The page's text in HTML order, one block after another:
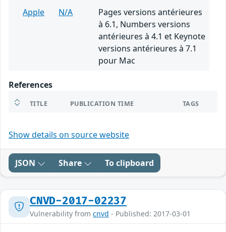
Apple N/A
Pages versions antérieures
à 6.1, Numbers versions
antérieures à 4.1 et Keynote
versions antérieures à 7.1
pour Mac
References
TITLE PUBLICATION TIME TAGS
Show details on source website
JSON Share To clipboard
CNVD-2017-02237
Vulnerability from cnvd - Published: 2017-03-01